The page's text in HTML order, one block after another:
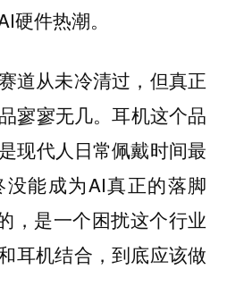
硬件热潮。
道从未冷清过，但真正
寥寥无几。耳机这个品
代人日常佩戴时间最
能成为AI真正的落脚
，是一个困扰这个行业
机结合，到底应该做